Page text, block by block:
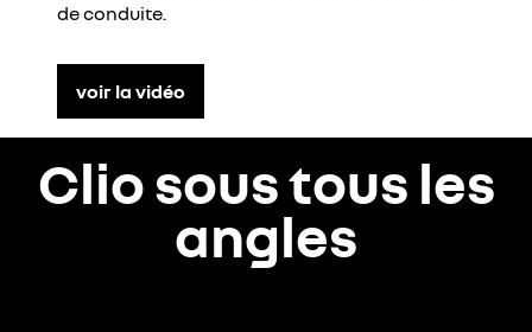
de conduite.
voir la vidéo
Clio sous tous les
angles